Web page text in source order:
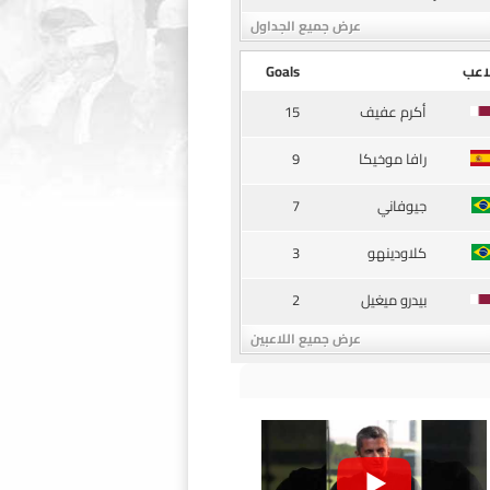
عرض جميع الجداول
Goals
أكرم عفيف
15
رافا موخيكا
9
جيوفاني
7
كلاودينهو
3
بيدرو ميغيل
2
عرض جميع اللاعبين